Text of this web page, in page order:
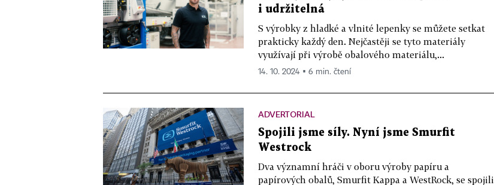
i udržitelná
S výrobky z hladké a vlnité lepenky se můžete setkat
prakticky každý den. Nejčastěji se tyto materiály
využívají při výrobě obalového materiálu,...
14. 10. 2024 ▪ 6 min. čtení
ADVERTORIAL
Spojili jsme síly. Nyní jsme Smurfit
Westrock
Dva významní hráči v oboru výroby papíru a
papírových obalů, Smurfit Kappa a WestRock, se spojili